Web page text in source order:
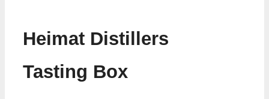
Heimat Distillers
Tasting Box